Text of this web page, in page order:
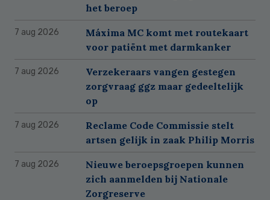
het beroep
7 aug 2026
Máxima MC komt met routekaart
voor patiënt met darmkanker
7 aug 2026
Verzekeraars vangen gestegen
zorgvraag ggz maar gedeeltelijk
op
7 aug 2026
Reclame Code Commissie stelt
artsen gelijk in zaak Philip Morris
7 aug 2026
Nieuwe beroepsgroepen kunnen
zich aanmelden bij Nationale
Zorgreserve